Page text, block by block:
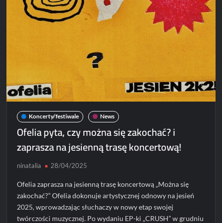
Koncerty/festiwale News
Ofelia pyta, czy można się zakochać? i
zaprasza na jesienną trasę koncertową!
ninatalia 28/04/2025
Ofelia zaprasza na jesienną trasę koncertową „Można się
zakochać?” Ofelia dokonuje artystycznej odnowy na jesień
2025, wprowadzając słuchaczy w nowy etap swojej
twórczości muzycznej. Po wydaniu EP-ki „CRUSH” w grudniu